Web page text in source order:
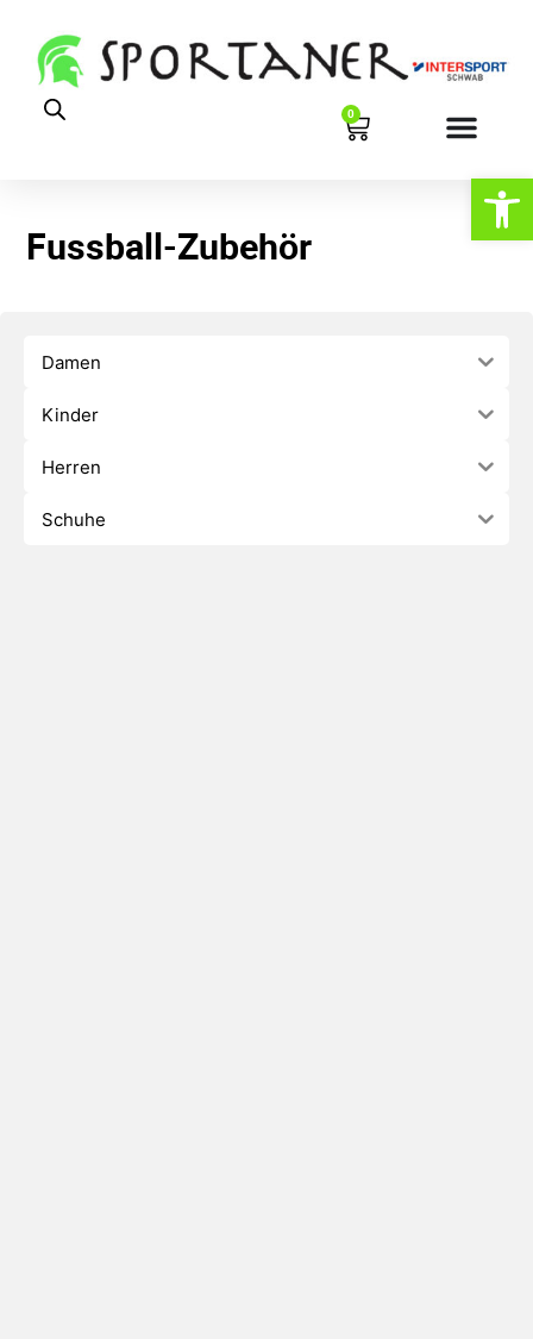
0
Fussball-Zubehör
Damen
Kinder
Herren
Schuhe